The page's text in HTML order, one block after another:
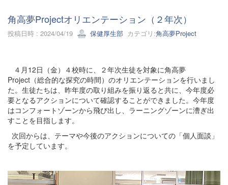
角高夢Projectオリエンテーション（２年次）
投稿日時 : 2024/04/19 保健厚生部 カテゴリ:角高夢Project
４月12日（金）４校時に、２年次生徒を対象に角高夢
Project（総合的な探究の時間）のオリエンテーションを行いまし
た。生徒たちは、昨年度の取り組みを振り返ると共に、今年度必
要となるアクションについて確認することができました。今年度
はコンフォートゾーンから飛び出し、ラーニングゾーンに漕ぎ出
すことを目指します。
次回からは、テーマや今後のアクションについての「個人面談」
を予定しています。